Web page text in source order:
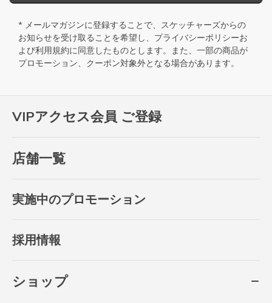
VIPアクセス会員 ご登録
店舗一覧
実施中のプロモーション
採用情報
ショップ
* メールマガジンに登録することで、スケッチャーズからの
お知らせを受け取ることを希望し、 プライバシーポリシーお
よび利用規約に同意したものとします。また、一部の商品が
プロモーション、クーポン対象外となる場合があります。